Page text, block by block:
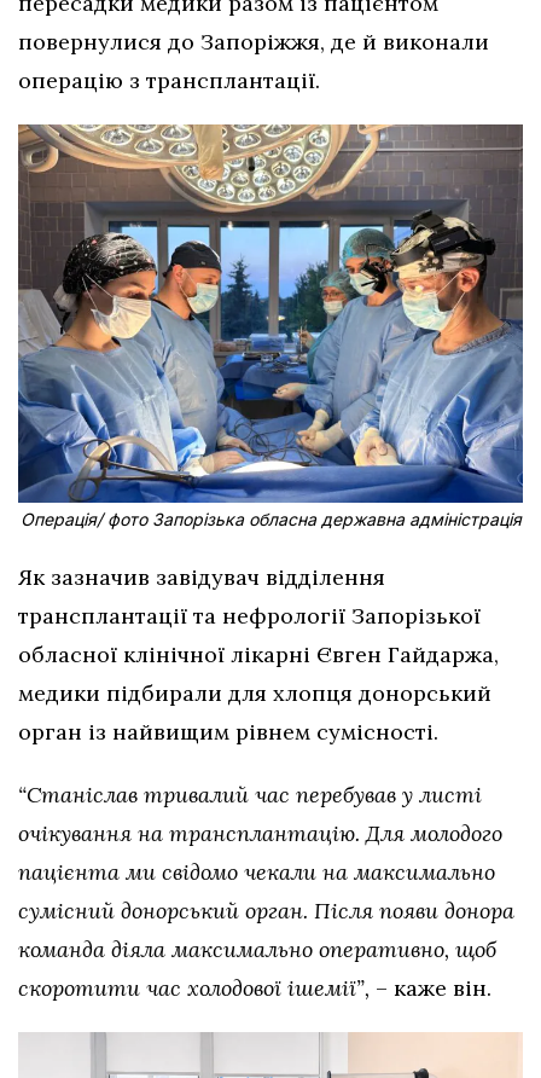
повернулися до Запоріжжя, де й виконали
операцію з трансплантації.
Операція/ фото Запорізька обласна державна адміністрація
Як зазначив завідувач відділення
трансплантації та нефрології Запорізької
обласної клінічної лікарні Євген Гайдаржа,
медики підбирали для хлопця донорський
орган із найвищим рівнем сумісності.
“Станіслав тривалий час перебував у листі
очікування на трансплантацію. Для молодого
пацієнта ми свідомо чекали на максимально
сумісний донорський орган. Після появи донора
команда діяла максимально оперативно, щоб
скоротити час холодової ішемії”, – каже він.